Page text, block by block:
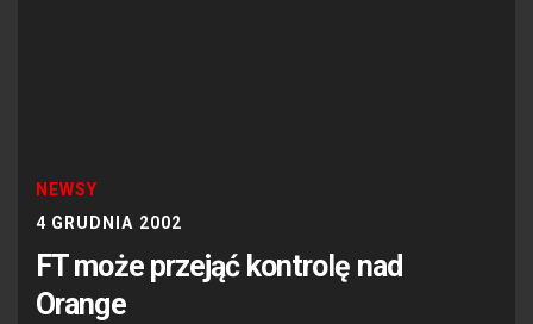
NEWSY
4 GRUDNIA 2002
FT może przejąć kontrolę nad
Orange